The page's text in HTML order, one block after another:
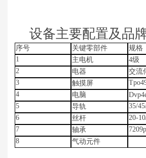
设备主要配置及品
序号 关键零部件 规格
1
主电机 4级
2
电器 交流
3
触摸屏
4
电脑
5
导轨 35/
6
丝杆 20-
7
轴承
8
气动元件